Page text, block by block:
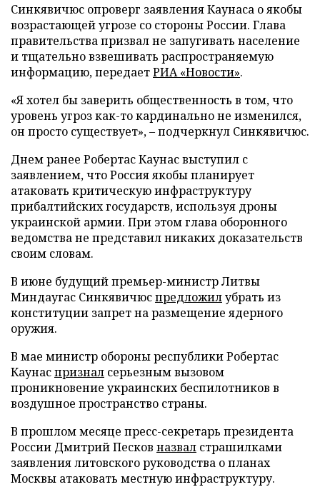
Синкявичюс опроверг заявления Каунаса о якобы
возрастающей угрозе со стороны России. Глава
правительства призвал не запугивать население
и тщательно взвешивать распространяемую
информацию, передаетРИА «Новости».
«Я хотел бы заверить общественность в том, что
уровень угроз как-то кардинально не изменился,
он просто существует», – подчеркнул Синкявичюс.
Днем ранее Робертас Каунас выступил с
заявлением, что Россия якобы планирует
атаковать критическую инфраструктуру
прибалтийских государств, используя дроны
украинской армии. При этом глава оборонного
ведомства не представил никаких доказательств
своим словам.
В июне будущий премьер-министр Литвы
Миндаугас Синкявичюспредложилубрать из
конституции запрет на размещение ядерного
оружия.
В мае министр обороны республики Робертас
Каунаспризнал серьезным вызовом
проникновение украинских беспилотников в
воздушное пространство страны.
В прошлом месяце пресс-секретарь президента
России Дмитрий Песков назвал страшилками
заявления литовского руководства о планах
Москвы атаковать местную инфраструктуру.